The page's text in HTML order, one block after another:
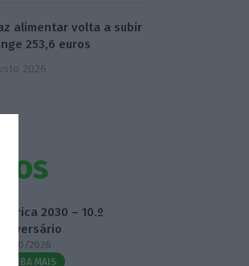
alimentar volta a subir
253,6 euros
2026
Fábrica 2030 – 10.º
Aniversário
14/10/2026
SAIBA MAIS